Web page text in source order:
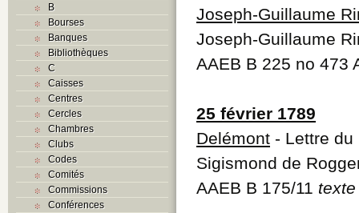
B
Bourses
Banques
Bibliothèques
C
Caisses
Centres
Cercles
Chambres
Clubs
Codes
Comités
Commissions
Conférences
Joseph-Guillaume
Joseph-Guillaume
AAEB B 225 no 473
25 février 1789
Delémont - Lettre
Sigismond de
AAEB B 175/11 texte